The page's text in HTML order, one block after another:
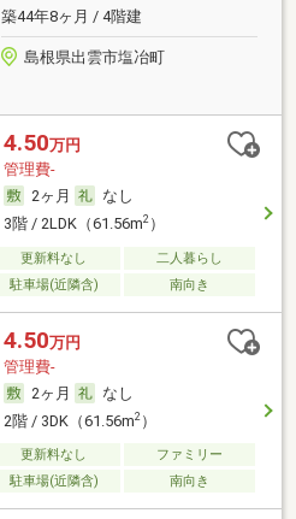
築44年8ヶ月 / 4階建
島根県出雲市塩冶町
4.50万円
管理費-
2ヶ月
なし
3階 / 2LDK（61.56m2）
更新料なし
二人暮らし
駐車場(近隣含) 南向き
4.50万円
管理費-
2ヶ月
なし
2階 / 3DK（61.56m2）
更新料なし
ファミリー
駐車場(近隣含) 南向き